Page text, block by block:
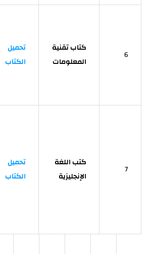
6
كتاب تقنية
المعلومات
تحميل
الكتاب
7
كتب اللغة
الإنجليزية
تحميل
الكتاب